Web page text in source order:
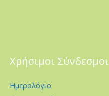
Χρήσιμοι Σύνδεσμοι
Ημερολόγιο